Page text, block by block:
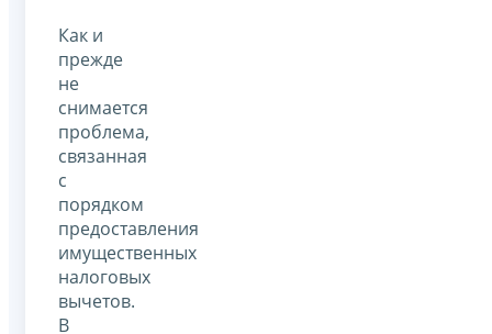
Как и
прежде
не
снимается
проблема,
связанная
с
порядком
предоставления
имущественных
налоговых
вычетов.
В